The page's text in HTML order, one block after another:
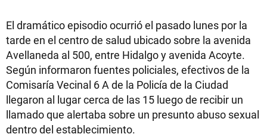
El dramático episodio ocurrió el pasado lunes por la
tarde en el centro de salud ubicado sobre la avenida
Avellaneda al 500, entre Hidalgo y avenida Acoyte.
Según informaron fuentes policiales, efectivos de la
Comisaría Vecinal 6 A de la Policía de la Ciudad
llegaron al lugar cerca de las 15 luego de recibir un
llamado que alertaba sobre un presunto abuso sexual
dentro del establecimiento.